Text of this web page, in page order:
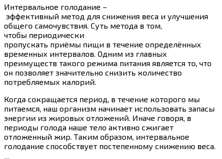
Интервальное голодание –
эффективный метод для снижения веса и улучшения
общего самочувствия. Суть метода в том,
чтобы периодически
пропускать приёмы пищи в течение определённых
временных интервалов. Одним из главных
преимуществ такого режима питания является то, что
он позволяет значительно снизить количество
потребляемых калорий.
Когда сокращается период, в течение которого мы
питаемся, наш организм начинает использовать запасы
энергии из жировых отложений. Иначе говоря, в
периоды голода наше тело активно сжигает
отложенный жир. Таким образом, интервальное
голодание способствует постепенному снижению веса.